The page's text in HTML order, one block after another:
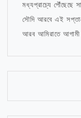
মধ্যপ্রাচ্যে পৌঁছেছে
সৌদি আরবে এই
আরব আমিরাতে আগামী